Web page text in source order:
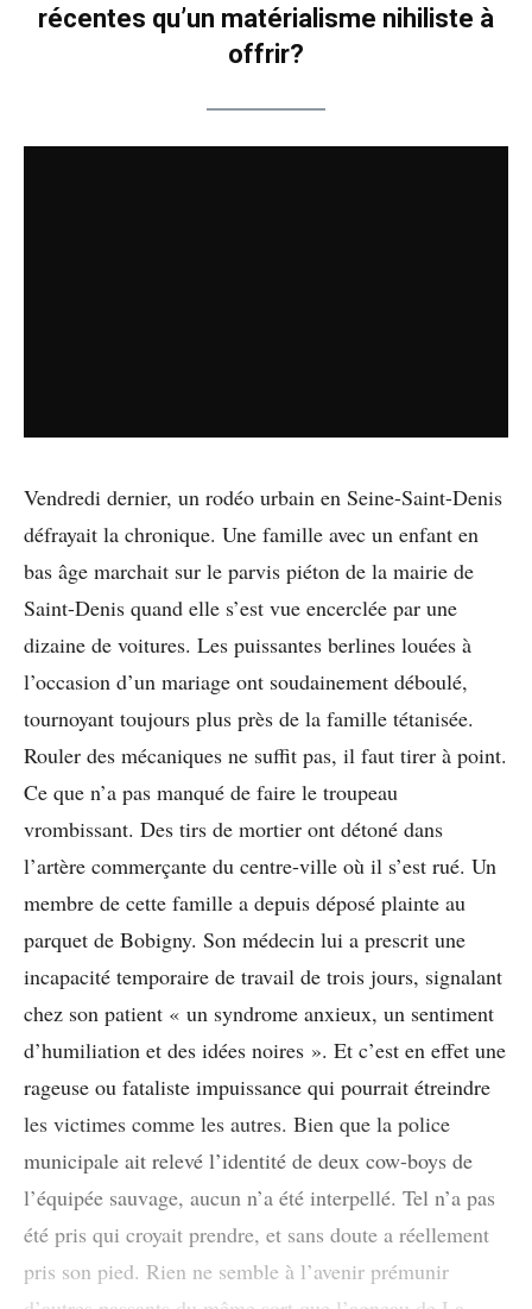
récentes qu’un matérialisme nihiliste à
offrir?
Vendredi dernier, un rodéo urbain en Seine-Saint-Denis
défrayait la chronique. Une famille avec un enfant en
bas âge marchait sur le parvis piéton de la mairie de
Saint-Denis quand elle s’est vue encerclée par une
dizaine de voitures. Les puissantes berlines louées à
l’occasion d’un mariage ont soudainement déboulé,
tournoyant toujours plus près de la famille tétanisée.
Rouler des mécaniques ne suffit pas, il faut tirer à point.
Ce que n’a pas manqué de faire le troupeau
vrombissant. Des tirs de mortier ont détoné dans
l’artère commerçante du centre-ville où il s’est rué. Un
membre de cette famille a depuis déposé plainte au
parquet de Bobigny. Son médecin lui a prescrit une
incapacité temporaire de travail de trois jours, signalant
chez son patient « un syndrome anxieux, un sentiment
d’humiliation et des idées noires ». Et c’est en effet une
rageuse ou fataliste impuissance qui pourrait étreindre
les victimes comme les autres. Bien que la police
municipale ait relevé l’identité de deux cow-boys de
l’équipée sauvage, aucun n’a été interpellé. Tel n’a pas
été pris qui croyait prendre, et sans doute a réellement
pris son pied. Rien ne semble à l’avenir prémunir